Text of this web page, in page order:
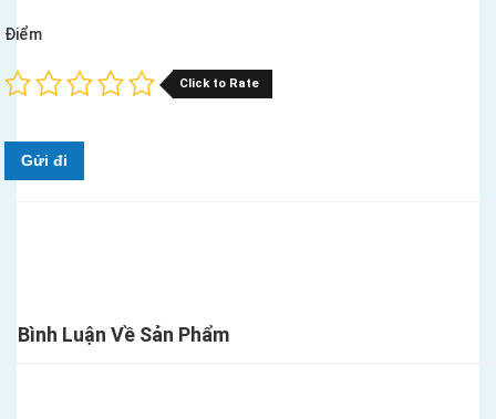
Điểm
Click to Rate
Gửi đi
Bình Luận Về Sản Phẩm